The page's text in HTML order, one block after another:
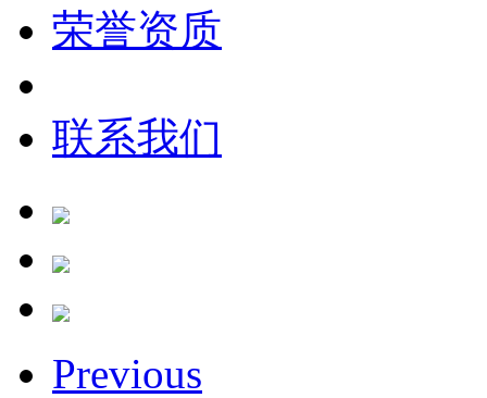
荣誉资质
联系我们
Previous